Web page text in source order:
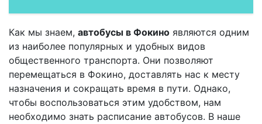
Как мы знаем, автобусы в Фокино являются одним
из наиболее популярных и удобных видов
общественного транспорта. Они позволяют
перемещаться в Фокино, доставлять нас к месту
назначения и сокращать время в пути. Однако,
чтобы воспользоваться этим удобством, нам
необходимо знать расписание автобусов. В наше